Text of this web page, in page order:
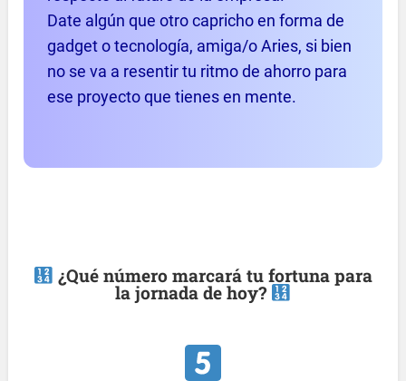
Date algún que otro capricho en forma de
gadget o tecnología, amiga/o Aries, si bien
no se va a resentir tu ritmo de ahorro para
ese proyecto que tienes en mente.
¿Qué número marcará tu fortuna para
la jornada de hoy?